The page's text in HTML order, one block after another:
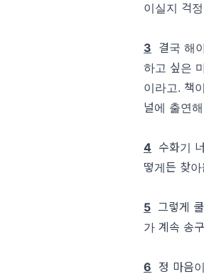
이실지 걱
3 결국 해
하고 싶은
이라고. 책
널에 출연
4 수화기
떻게든 찾
5 그렇게
가 계속 송
6 정 마음